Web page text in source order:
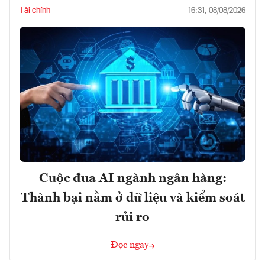
Tài chính 16:31, 08/08/2026
Cuộc đua AI ngành ngân hàng:
Thành bại nằm ở dữ liệu và kiểm soát
rủi ro
Đọc ngay